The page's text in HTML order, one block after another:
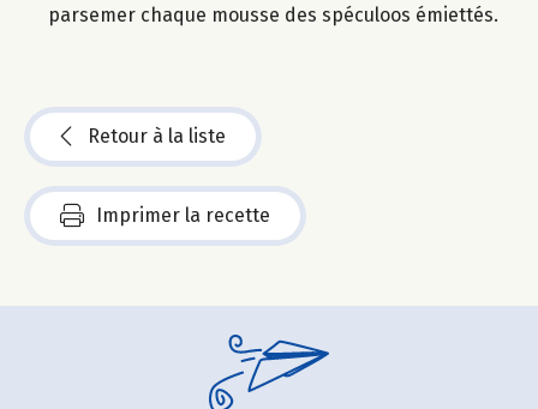
parsemer chaque mousse des spéculoos émiettés.
Retour à la liste
Imprimer la recette